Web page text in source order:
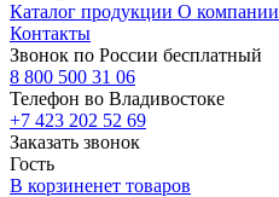
Каталог продукции О компании
Контакты
Звонок по России бесплатный
8 800 500 31 06
Телефон во Владивостоке
+7 423 202 52 69
Заказать звонок
Гость
В корзиненет товаров